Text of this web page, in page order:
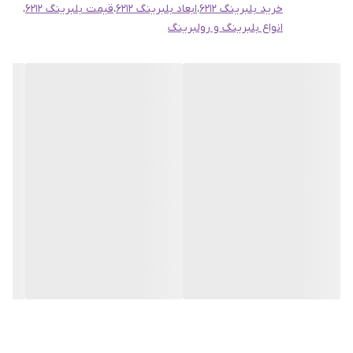
قابل اعتماد به هر نقطه‌ای از کشور می‌باشیم. کالایی که از ما سفارش
خرید بلبرینگ 6212
،ابعاد بلبرینگ 6212 ،قیمت بلبرینگ 6212
،
انواع بلبرینگ و رولبرینگ